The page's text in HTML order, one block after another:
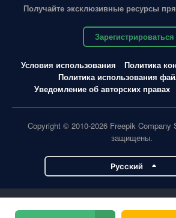
Получайте эксклюзивные ресурсы
Зарегистрироваться
Условия использования
Политика
Политика использования
Уведомление об авторских правах
Copyright © 2010-2026 Freepik Company
защищены.
Pусский